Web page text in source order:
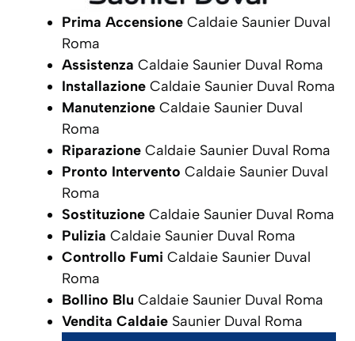
Prima Accensione Caldaie Saunier Duval
Roma
Assistenza Caldaie Saunier Duval Roma
Installazione Caldaie Saunier Duval Roma
Manutenzione Caldaie Saunier Duval
Roma
Riparazione Caldaie Saunier Duval Roma
Pronto Intervento Caldaie Saunier Duval
Roma
Sostituzione Caldaie Saunier Duval Roma
Pulizia Caldaie Saunier Duval Roma
Controllo Fumi Caldaie Saunier Duval
Roma
Bollino Blu Caldaie Saunier Duval Roma
Vendita Caldaie Saunier Duval Roma